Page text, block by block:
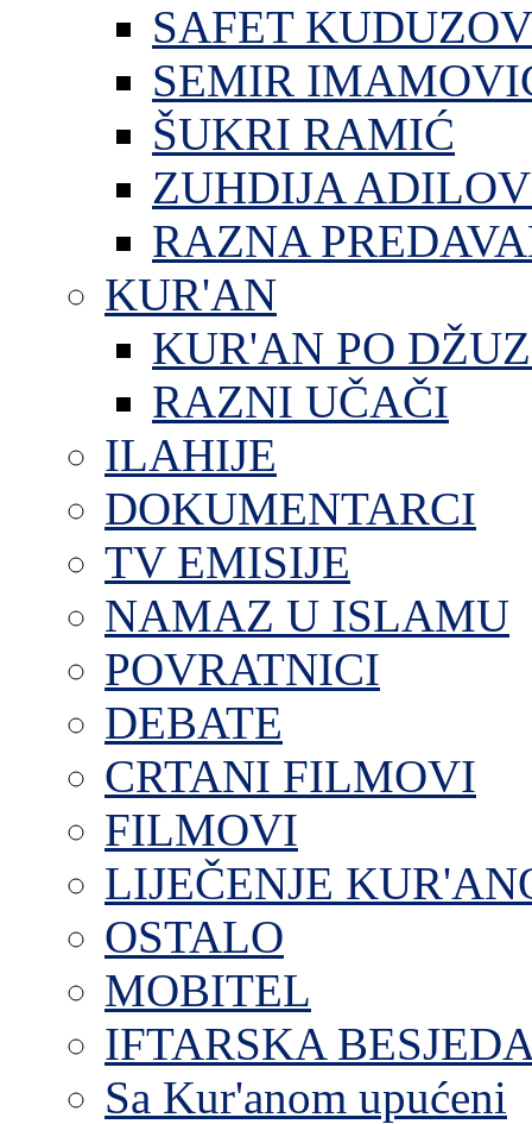
SAFET
SEMIR
ŠUKRI RAMIĆ
ZUHDIJA
RAZNA
KUR'AN
KUR'AN PO
RAZNI UČAČI
ILAHIJE
DOKUMENTARCI
TV EMISIJE
NAMAZ U ISLAMU
POVRATNICI
DEBATE
CRTANI FILMOVI
FILMOVI
LIJEČENJE
OSTALO
MOBITEL
IFTARSKA
Sa Kur'anom upućeni